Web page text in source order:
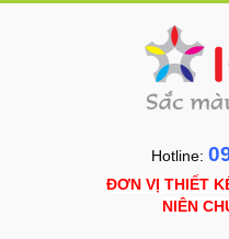
Hotline:
ĐƠN VỊ THIẾT
NIÊN